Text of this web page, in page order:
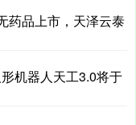
药品上市，天泽云泰
机器人天工3.0将于